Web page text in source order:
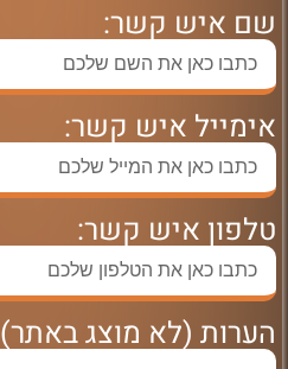
שם איש קשר:
אימייל איש קשר:
טלפון איש קשר:
הערות (לא מוצג באתר)